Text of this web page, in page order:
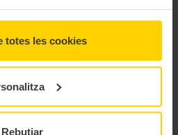
totes les cookies
Rebutjar
100